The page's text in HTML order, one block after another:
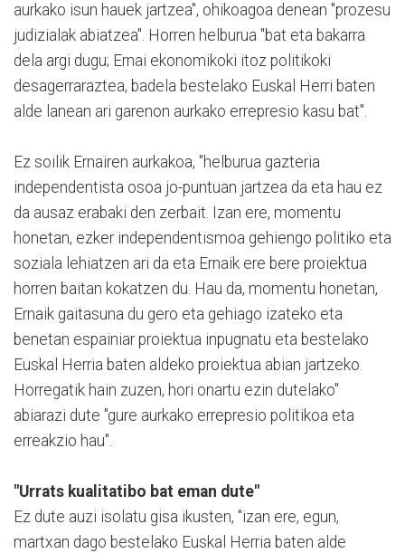
aurkako isun hauek jartzea", ohikoagoa denean "prozesu
judizialak abiatzea". Horren helburua "bat eta bakarra
dela argi dugu; Ernai ekonomikoki itoz politikoki
desagerraraztea, badela bestelako Euskal Herri baten
alde lanean ari garenon aurkako errepresio kasu bat".
Ez soilik Ernairen aurkakoa, "helburua gazteria
independentista osoa jo-puntuan jartzea da eta hau ez
da ausaz erabaki den zerbait. Izan ere, momentu
honetan, ezker independentismoa gehiengo politiko eta
soziala lehiatzen ari da eta Ernaik ere bere proiektua
horren baitan kokatzen du. Hau da, momentu honetan,
Ernaik gaitasuna du gero eta gehiago izateko eta
benetan espainiar proiektua inpugnatu eta bestelako
Euskal Herria baten aldeko proiektua abian jartzeko.
Horregatik hain zuzen, hori onartu ezin dutelako"
abiarazi dute "gure aurkako errepresio politikoa eta
erreakzio hau".
"Urrats kualitatibo bat eman dute"
Ez dute auzi isolatu gisa ikusten, "izan ere, egun,
martxan dago bestelako Euskal Herria baten alde